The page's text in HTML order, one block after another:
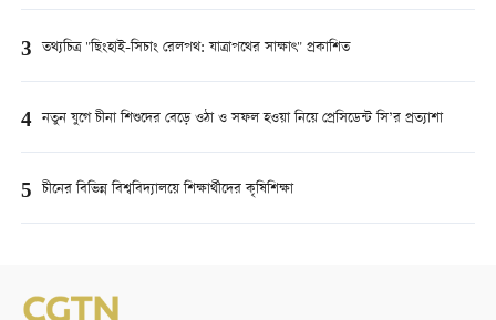
3 তথ্যচিত্র "ছিংহাই-সিচাং রেলপথ: যাত্রাপথের সাক্ষাৎ" প্রকাশিত
4 নতুন যুগে চীনা শিশুদের বেড়ে ওঠা ও সফল হওয়া নিয়ে প্রেসিডেন্ট সি’র প্রত্যাশা
5 চীনের বিভিন্ন বিশ্ববিদ্যালয়ে শিক্ষার্থীদের কৃষিশিক্ষা